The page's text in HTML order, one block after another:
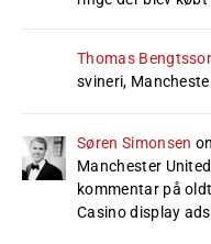
Thomas
svineri,
Søren Simonsen on
Manchester United
kommentar på
Casino display